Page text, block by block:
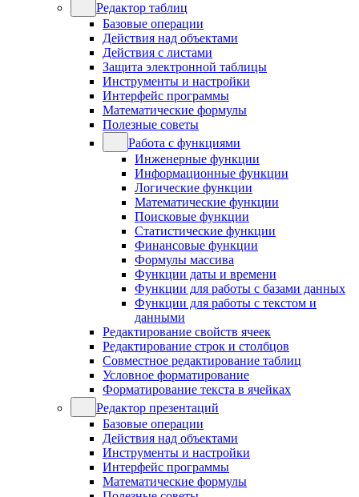
Редактор таблиц
Базовые операции
Действия над объектами
Действия с листами
Защита электронной таблицы
Инструменты и настройки
Интерфейс программы
Математические формулы
Полезные советы
Работа с функциями
Инженерные функции
Информационные функции
Логические функции
Математические функции
Поисковые функции
Статистические функции
Финансовые функции
Формулы массива
Функции даты и времени
Функции для работы с базами данных
Функции для работы с текстом и
данными
Редактирование свойств ячеек
Редактирование строк и столбцов
Совместное редактирование таблиц
Условное форматирование
Форматирование текста в ячейках
Редактор презентаций
Базовые операции
Действия над объектами
Инструменты и настройки
Интерфейс программы
Математические формулы